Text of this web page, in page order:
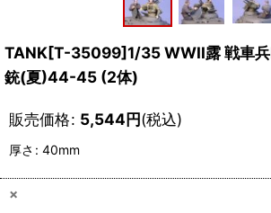
TANK[T-35099]1/35 WWII露 戦車
銃(夏)44-45 (2体)
販売価格: 5,544円(税込)
厚さ : 40mm
×